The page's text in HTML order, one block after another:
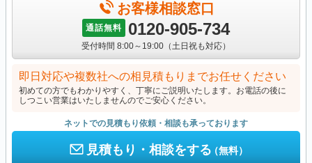
お客様相談窓口
通話無料 0120-905-734
受付時間 8:00～19:00（土日祝も対応）
即日対応や複数社への相見積もりまでお任せください
初めての方でもわかりやすく、丁寧にご説明いたします。お電話の後に
しつこい営業はいたしませんのでご安心ください。
ネットでの見積もり依頼・相談も承っております
見積もり・相談をする（無料）